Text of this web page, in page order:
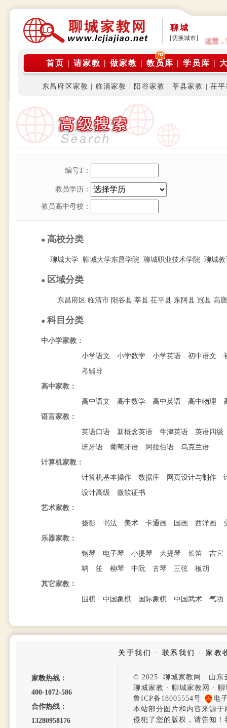
聊城
[切换城市]
公告: 本平台是由在校大学生家教团体运营，
首页 | 请家教 | 做家教 | 教员库 | 学员库 |
东昌府区家教 临清家教 阳谷家教 莘县家教 |茌
编号T：
教员学历：
教员高中母校：
● 高校分类
聊城大学 聊城大学东昌学院 聊城职业技术学院 聊城
● 区域分类
东昌府区 临清市 阳谷县 莘县 茌平县 东阿县 冠县 高
● 科目分类
中小学家教：
小学语文
小学数学 小学英语 初中语文
考辅导
高中家教：
高中语文
高中数学 高中英语 高中物理
语言家教：
英语口语
新概念英语 牛津英语
英语四级
班牙语
葡萄牙语 阿拉伯语
乌克兰语
计算机家教：
计算机基本操作
数据库 网页设计与制作
设计高级
微软证书
艺术家教：
摄影
书法 美术 卡通画 国画 西洋画
乐器家教：
钢琴
电子琴 小提琴 大提琴 长笛
吉它
呐
笙 柳琴 中阮 古琴 三弦
板胡
其它家教：
围棋
中国象棋 国际象棋 中国武术 气功
关于我们 · 联系我们 ·家教
家教热线：
400-1072-586
合作热线：
13280958176
© 2025 聊城家教网 山东
聊城家教 · 聊城家教网 · 聊
鲁ICP备18005554号
电
本站部分图片和内容来源
侵犯了您的版权，请告知！